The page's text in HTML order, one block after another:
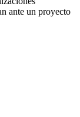
ante un proyecto